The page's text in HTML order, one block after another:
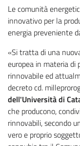
Le comunità
innovativo per la
energia preveniente
«Si tratta di una
europea in materia di
rinnovabile ed
decreto cd.
dell'Università di
che producono,
rinnovabili, secondo
vero e proprio